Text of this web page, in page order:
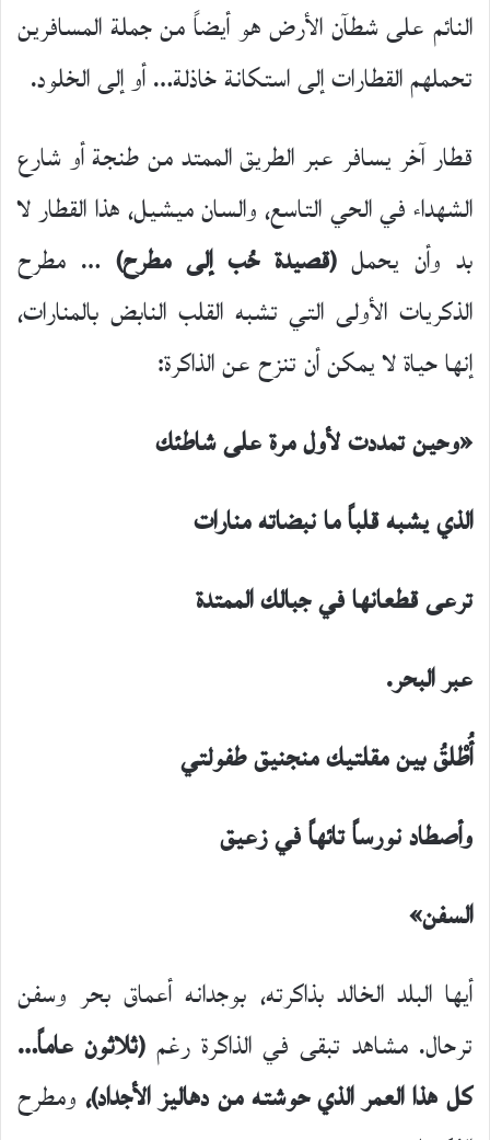
النائم على شطآن الأرض هو أيضاً من جملة المسافرين
تحملهم القطارات إلى استكانة خاذلة… أو إلى الخلود.
قطار آخر يسافر عبر الطريق الممتد من طنجة أو شارع
الشهداء في الحي التاسع، والسان ميشيل، هذا القطار لا
بد وأن يحمل(قصيدة حُب إلى مطرح) … مطرح
الذكريات الأولى التي تشبه القلب النابض بالمنارات،
إنها حياة لا يمكن أن تنزح عن الذاكرة:
«وحين تمددت لأول مرة على شاطئك
الذي يشبه قلباً ما نبضاته منارات
ترعى قطعانها في جبالك الممتدة
عبر البحر.
أُطْلقُ بين مقلتيك منجنيق طفولتي
وأصطاد نورساً تائهاً في زعيق
السفن»
أيها البلد الخالد بذاكرته، بوجدانه أعماق بحر وسفن
ترحال. مشاهد تبقى في الذاكرة رغم(ثلاثون عاماً…
كل هذا العمر الذي حوشته من دهاليز الأجداد)،ومطرح